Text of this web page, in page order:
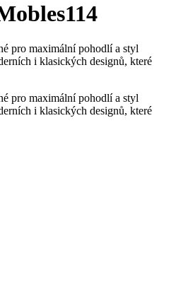
pro maximální pohodlí a styl
i klasických designů, které
pro maximální pohodlí a styl
i klasických designů, které